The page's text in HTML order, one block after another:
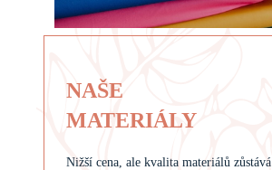
NAŠE
MATERIÁLY
Nižší cena, ale kvalita materiálů zůstává.